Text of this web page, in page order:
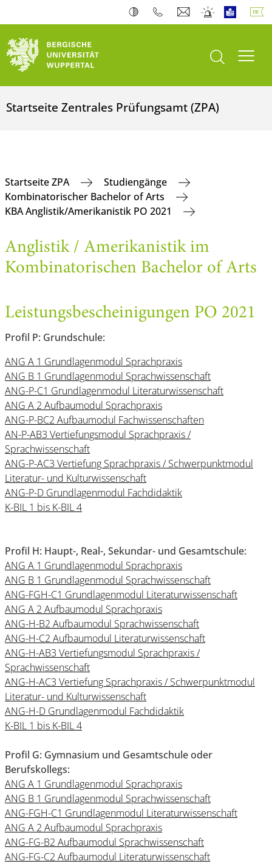
Suche öffnen
Startseite Zentrales Prüfungsamt (ZPA)
Startseite ZPA
Studiengänge
Kombinatorischer Bachelor of Arts
KBA Anglistik/Amerikanistik PO 2021
Anglistik / Amerikanistik im
Kombinatorischen Bachelor of Arts
Leistungsbescheinigungen PO 2021
Profil P: Grundschule:
ANG A 1 Grundlagenmodul Sprachpraxis
ANG B 1 Grundlagenmodul Sprachwissenschaft
ANG-P-C1 Grundlagenmodul Literaturwissenschaft
ANG A 2 Aufbaumodul Sprachpraxis
ANG-P-BC2 Aufbaumodul Fachwissenschaften
AN-P-AB3 Vertiefungsmodul Sprachpraxis /
Sprachwissenschaft
ANG-P-AC3 Vertiefung Sprachpraxis / Schwerpunktmodul
Literatur- und Kulturwissenschaft
ANG-P-D Grundlagenmodul Fachdidaktik
K-BIL 1 bis K-BIL 4
Profil H: Haupt-, Real-, Sekundar- und Gesamtschule:
ANG A 1 Grundlagenmodul Sprachpraxis
ANG B 1 Grundlagenmodul Sprachwissenschaft
ANG-FGH-C1 Grundlagenmodul Literaturwissenschaft
ANG A 2 Aufbaumodul Sprachpraxis
ANG-H-B2 Aufbaumodul Sprachwissenschaft
ANG-H-C2 Aufbaumodul Literaturwissenschaft
ANG-H-AB3 Vertiefungsmodul Sprachpraxis /
Sprachwissenschaft
ANG-H-AC3 Vertiefung Sprachpraxis / Schwerpunktmodul
Literatur- und Kulturwissenschaft
ANG-H-D Grundlagenmodul Fachdidaktik
K-BIL 1 bis K-BIL 4
Profil G: Gymnasium und Gesamtschule oder
Berufskollegs:
ANG A 1 Grundlagenmodul Sprachpraxis
ANG B 1 Grundlagenmodul Sprachwissenschaft
ANG-FGH-C1 Grundlagenmodul Literaturwissenschaft
ANG A 2 Aufbaumodul Sprachpraxis
ANG-FG-B2 Aufbaumodul Sprachwissenschaft
ANG-FG-C2 Aufbaumodul Literaturwissenschaft